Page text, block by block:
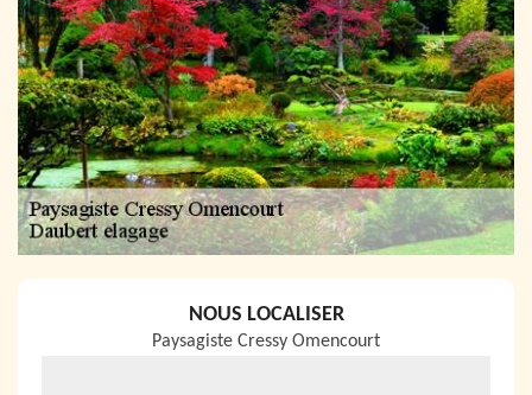
NOUS LOCALISER
Paysagiste Cressy Omencourt